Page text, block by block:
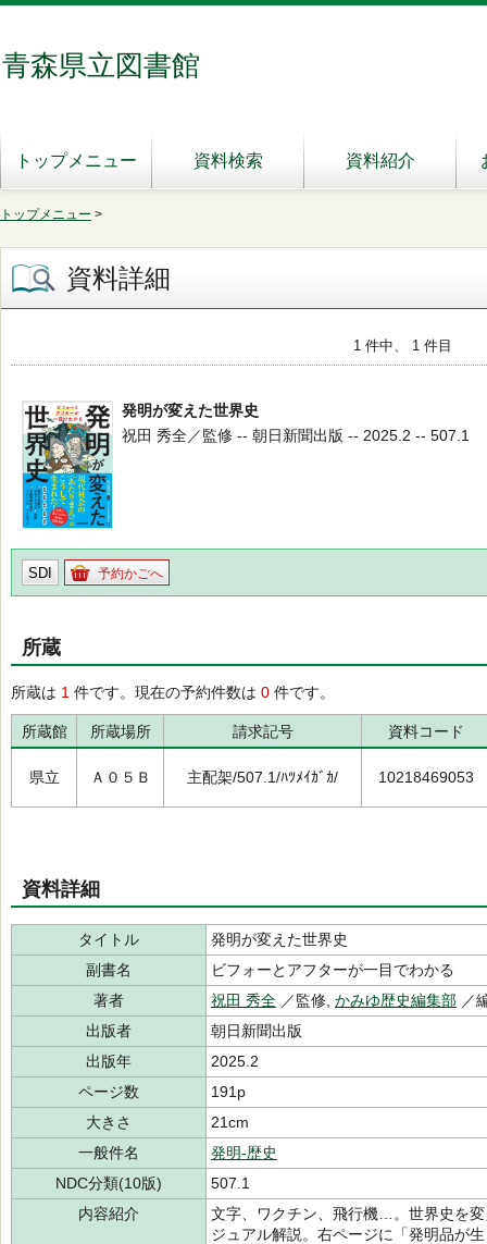
青森県立図書館
トップメニュー 資料検索 資料紹介
トップメニュー >
資料詳細
1 件中、 1 件目
発明が変えた世界史
祝田 秀全／監修 -- 朝日新聞出版 -- 2025.2 -- 507.1
SDI 予約かごへ
所蔵
所蔵は 1 件です。現在の予約件数は 0 件です。
所蔵館 所蔵場所 請求記号 資料コード
県立 Ａ０５Ｂ 主配架/507.1/ﾊﾂﾒｲｶﾞｶ/ 10218469053
資料詳細
タイトル
発明が変えた世界史
副書名
ビフォーとアフターが一目でわかる
著者
祝田 秀全 ／監修, かみゆ歴史編集部 ／
出版者
朝日新聞出版
出版年
2025.2
ページ数
191p
大きさ
21cm
一般件名
発明-歴史
NDC分類(10版)
507.1
内容紹介
文字、ワクチン、飛行機…。世界史を
ジュアル解説。右ページに「発明品が